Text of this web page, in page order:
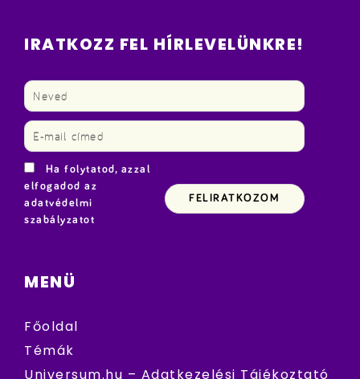
IRATKOZZ FEL HÍRLEVELÜNKRE!
Ha folytatod, azzal
elfogadod az
adatvédelmi
szabályzatot
MENÜ
Főoldal
Témák
Universum.hu – Adatkezelési Tájékoztató